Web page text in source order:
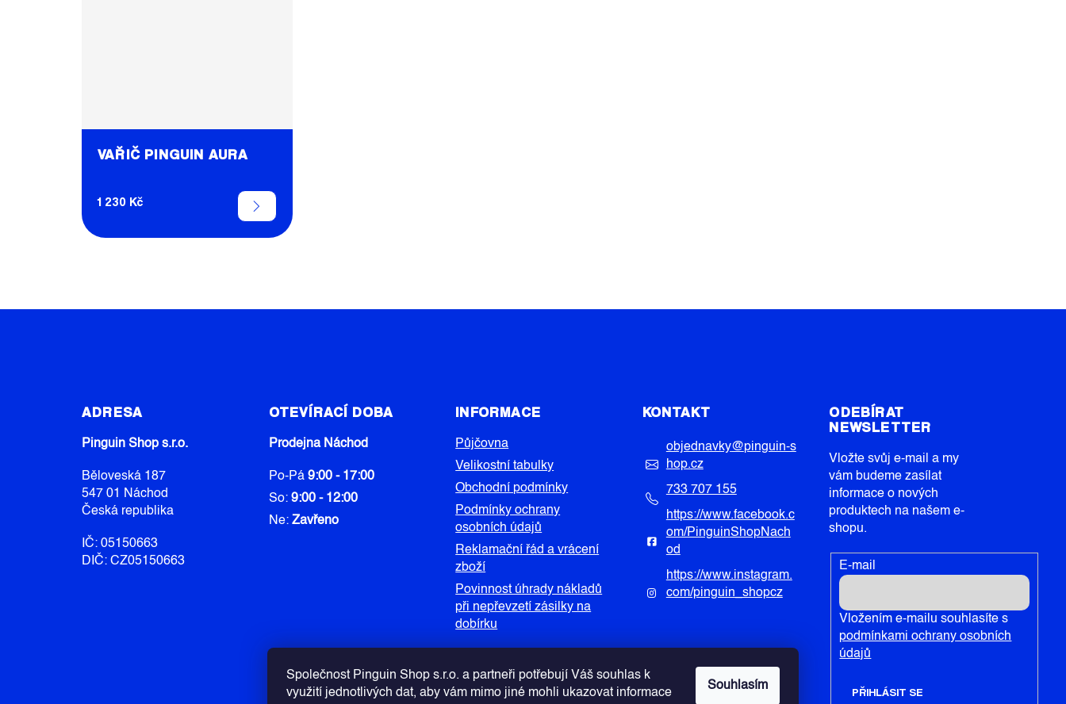
Společnost Pinguin Shop s.r.o. a partneři potřebují Váš souhlas k
využití jednotlivých dat, aby vám mimo jiné mohli ukazovat informace
Souhlasím
VAŘIČ PINGUIN AURA
1 230 Kč
ADRESA
Pinguin Shop s.r.o.
Běloveská 187
547 01 Náchod
Česká republika
IČ: 05150663
DIČ: CZ05150663
OTEVÍRACÍ DOBA
Prodejna Náchod
Po-Pá 9:00 - 17:00
So: 9:00 - 12:00
Ne: Zavřeno
INFORMACE
Půjčovna
Velikostní tabulky
Obchodní podmínky
Podmínky ochrany
osobních údajů
Reklamační řád a vrácení
zboží
Povinnost úhrady nákladů
při nepřevzetí zásilky na
dobírku
KONTAKT
objednavky@pinguin-s
hop.cz
733 707 155
https://www.facebook.c
om/PinguinShopNach
od
https://www.instagram.
com/pinguin_shopcz
ODEBÍRAT
NEWSLETTER
Vložte svůj e-mail a my
vám budeme zasílat
informace o nových
produktech na našem e-
shopu.
E-mail
Vložením e-mailu souhlasíte s
podmínkami ochrany osobních
údajů
PŘIHLÁSIT SE